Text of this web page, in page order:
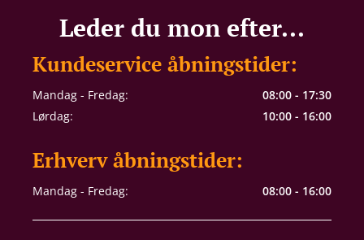
Leder du mon efter...
Kundeservice åbningstider:
Mandag - Fredag:
08:00 - 17:30
Lørdag:
10:00 - 16:00
Erhverv åbningstider:
Mandag - Fredag: 08:00 - 16:00